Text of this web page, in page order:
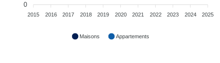
0
2015 2016 2017 2018 2019 2020 2021 2022 2023 2024 2025
Maisons Appartements